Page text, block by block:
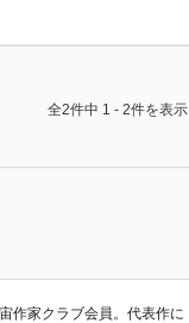
全2件中 1 - 2件を表示
作家クラブ会員。代表作